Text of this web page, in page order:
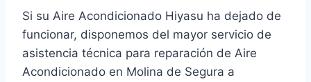
Si su Aire Acondicionado Hiyasu ha dejado de
funcionar, disponemos del mayor servicio de
asistencia técnica para reparación de Aire
Acondicionado en Molina de Segura a